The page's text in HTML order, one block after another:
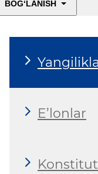
BOG‘LANISH
E’lonlar